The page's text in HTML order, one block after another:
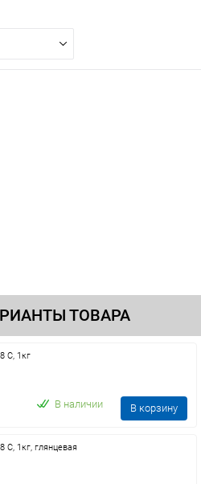
ТОВАРА
C, 1кг
В наличии В корзину
C, 1кг, глянцевая